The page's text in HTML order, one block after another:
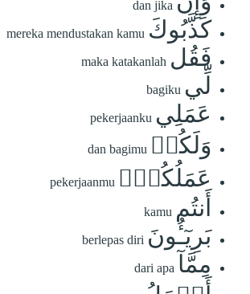
dan jika
كَذَّبُوكَ mereka mendustakan kamu
فَقُل maka katakanlah
لِّي bagiku
عَمَلِي pekerjaanku
وَلَكُمۡ dan bagimu
عَمَلُكُمۡۖ pekerjaanmu
أَنتُم kamu
بَرِيٓـُٔونَ berlepas diri
مِمَّآ dari apa